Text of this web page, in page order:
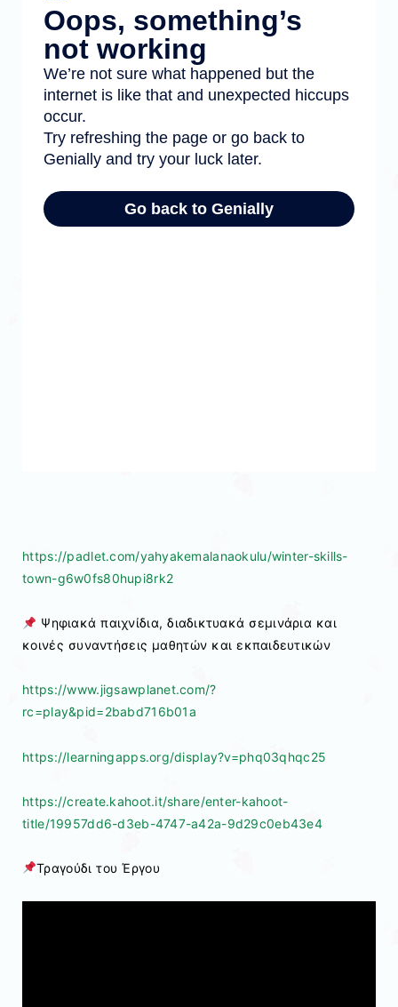
https://padlet.com/yahyakemalanaokulu/winter-skills-
town-g6w0fs80hupi8rk2
Ψηφιακά παιχνίδια, διαδικτυακά σεμινάρια και
κοινές συναντήσεις μαθητών και εκπαιδευτικών
https://www.jigsawplanet.com/?
rc=play&pid=2babd716b01a
https://learningapps.org/display?v=phq03qhqc25
https://create.kahoot.it/share/enter-kahoot-
title/19957dd6-d3eb-4747-a42a-9d29c0eb43e4
Τραγούδι του Έργου